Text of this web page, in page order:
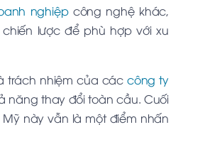
nghiệpcông nghệ khác,
lược để phù hợp với xu
trách nhiệm của cáccông ty
năng thay đổi toàn cầu. Cuối
này vẫn là một điểm nhấn